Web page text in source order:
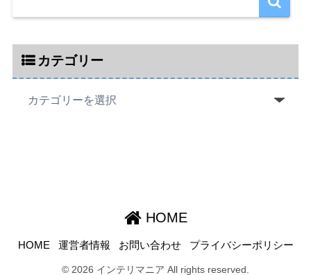
カテゴリー
HOME
HOME 運営者情報 お問い合わせ プライバシーポリシー
© 2026 インテリマニア All rights reserved.